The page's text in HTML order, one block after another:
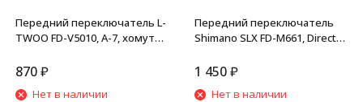
Передний переключатель L-
TWOO FD-V5010, A-7, хомут
универсал. тяга, рамка
870₽
Нет в наличии
Передний переключатель
Shimano SLX FD-M661, Direct
44T, угол 66-69°,
1 450₽
Нет в наличии